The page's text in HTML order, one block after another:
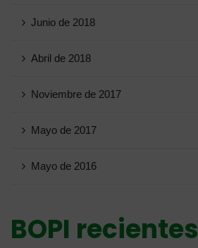
Junio ​​de 2018
Abril de 2018
Noviembre de 2017
Mayo de 2017
Mayo de 2016
BOPI recientes